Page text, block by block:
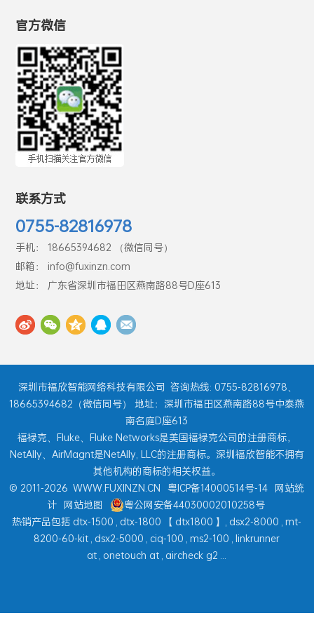
官方微信
联系方式
0755-82816978
手机： 18665394682 （微信同号）
邮箱： info@fuxinzn.com
地址： 广东省深圳市福田区燕南路88号D座613
深圳市福欣智能网络科技有限公司 咨询热线: 0755-82816978、
18665394682（微信同号） 地址：深圳市福田区燕南路88号中泰燕
南名庭D座613
福禄克、Fluke、Fluke Networks是美国福禄克公司的注册商标，
NetAlly、AirMagnt是NetAlly, LLC的注册商标。深圳福欣智能不拥有
其他机构的商标的相关权益。
© 2011-2026 WWW.FUXINZN.CN 粤ICP备14000514号-14 网站统
计 网站地图
粤公网安备44030002010258号
热销产品包括 dtx-1500 , dtx-1800 【 dtx1800 】, dsx2-8000 , mt-
8200-60-kit , dsx2-5000 , ciq-100 , ms2-100 , linkrunner
at , onetouch at , aircheck g2 ...